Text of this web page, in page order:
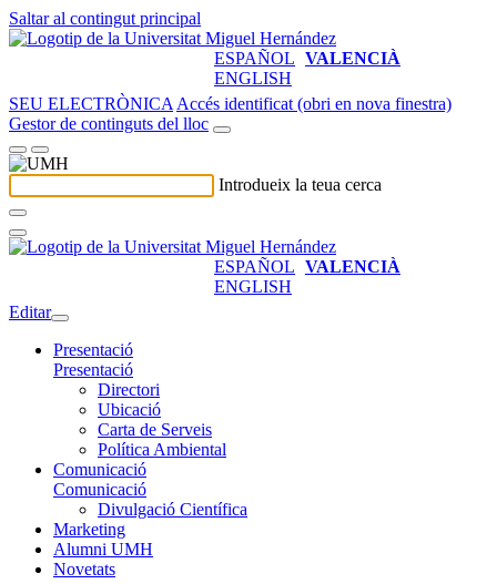
Saltar al contingut principal
ESPAÑOL VALENCIÀ
ENGLISH
SEU ELECTRÒNICA Accés identificat (obri en nova finestra)
Gestor de continguts del lloc
Introdueix la teua cerca
ESPAÑOL VALENCIÀ
ENGLISH
Editar
Presentació
Presentació
Directori
Ubicació
Carta de Serveis
Política Ambiental
Comunicació
Comunicació
Divulgació Científica
Marketing
Alumni UMH
Novetats